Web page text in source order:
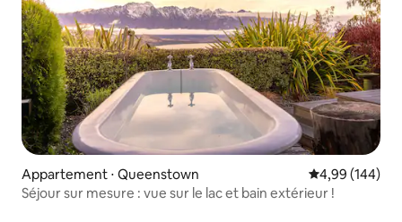
Appartement ⋅ Queenstown Évaluation
4,99 (144)
Séjour sur mesure : vue sur le lac et bain extérieur !